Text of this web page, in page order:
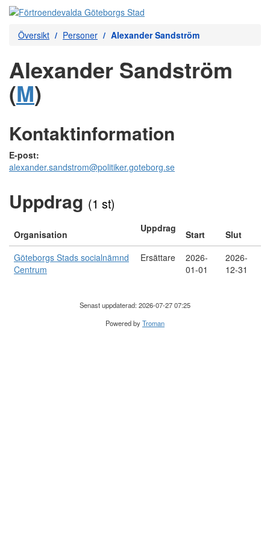
Översikt Personer Alexander Sandström
Alexander Sandström
(M)
Kontaktinformation
E-post:
alexander.sandstrom@politiker.goteborg.se
Uppdrag (1 st)
Organisation
Uppdrag
Start
Slut
Göteborgs Stads socialnämnd
Centrum
Ersättare
2026-
01-01
2026-
12-31
Senast uppdaterad: 2026-07-27 07:25
Powered byTroman